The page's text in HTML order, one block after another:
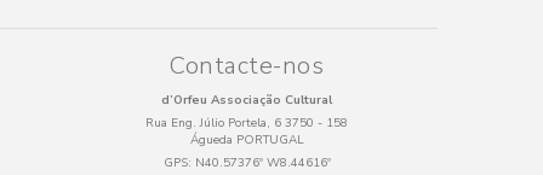
Contacte-nos
d’Orfeu Associação Cultural
Rua Eng. Júlio Portela, 6 3750 - 158
Águeda PORTUGAL
GPS: N40.57376º W8.44616º